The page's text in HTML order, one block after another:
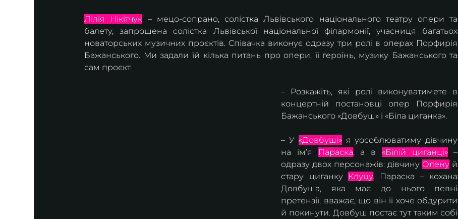
Лілія Нікітчук – мецо-сопрано, солістка Львівського національного театру опери та
балету, запрошена солістка Львівської національної філармонії, учасниця багатьох
новаторських музичних проєктів. Співачка виконує одразу три ролі в операх Порфирія
Бажанського. Ми задали їй кілька питань про опери, її героїнь, музику Бажанського та
сам проєкт.
– Розкажіть, які ролі виконуватимете в
концертній постановці опер Порфирія
Бажанського «Довбуш» і «Біла циганка».
– У «Довбуші» я уособлюватиму дівчину
на ім’я
Параска, а в «Білій циганці» –
одразу двох персонажів: дівчину Олену й
стару циганку Клуцу. Параска – кохана
Довбуша, яка має до нього певні
претензії, вважає, що він її хоче обдурити
й покинути. Довбуш постає тут таким собі